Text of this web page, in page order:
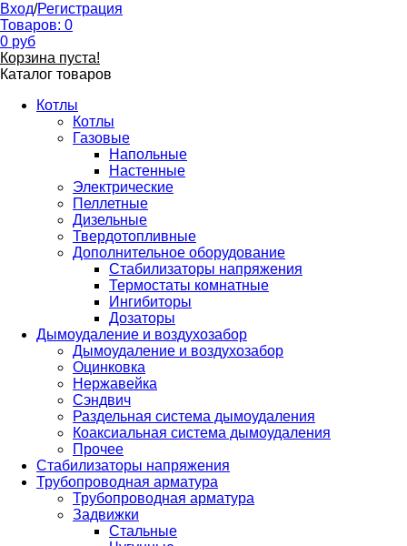
Вход/Регистрация
Товаров: 0
0 руб
Корзина пуста!
Каталог товаров
Котлы
Котлы
Газовые
Напольные
Настенные
Электрические
Пеллетные
Дизельные
Твердотопливные
Дополнительное оборудование
Стабилизаторы напряжения
Термостаты комнатные
Ингибиторы
Дозаторы
Дымоудаление и воздухозабор
Дымоудаление и воздухозабор
Оцинковка
Нержавейка
Сэндвич
Раздельная система дымоудаления
Коаксиальная система дымоудаления
Прочее
Стабилизаторы напряжения
Трубопроводная арматура
Трубопроводная арматура
Задвижки
Стальные